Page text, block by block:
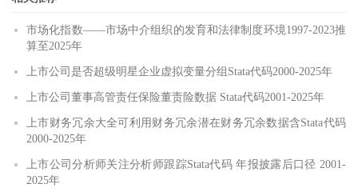
市场化指数——市场中介组织的发育和法律制度环境1997-2023推
算至2025年
上市公司是否超级明星企业虚拟变量分组Stata代码2000-2025年
上市公司董事高管责任保险董责险数据 Stata代码2001-2025年
上市财务冗余大全可利用财务冗余潜在财务冗余数据含Stata代码
2000-2025年
上市公司分析师关注分析师跟踪Stata代码 年报披露后口径 2001-
2025年